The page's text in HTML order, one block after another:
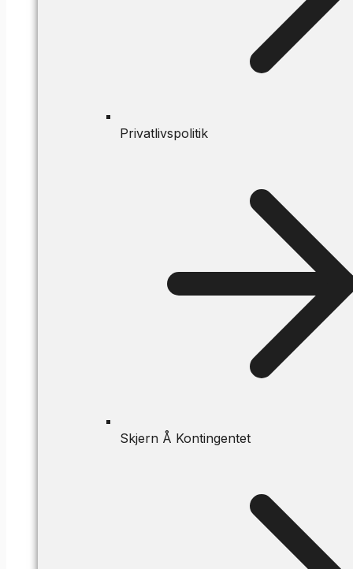
Privatlivspolitik
Skjern Å Kontingentet